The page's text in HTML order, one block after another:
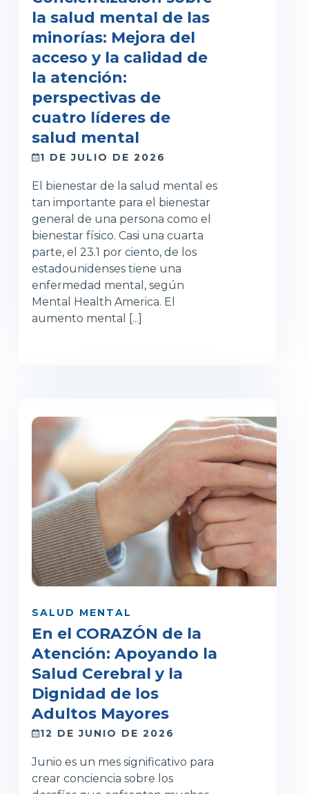
la salud mental de las
minorías: Mejora del
acceso y la calidad de
la atención:
perspectivas de
cuatro líderes de
salud mental
1 DE JULIO DE 2026
El bienestar de la salud mental es
tan importante para el bienestar
general de una persona como el
bienestar físico. Casi una cuarta
parte, el 23.1 por ciento, de los
estadounidenses tiene una
enfermedad mental, según
Mental Health America. El
aumento mental [...]
SALUD MENTAL
En el CORAZÓN de la
Atención: Apoyando la
Salud Cerebral y la
Dignidad de los
Adultos Mayores
12 DE JUNIO DE 2026
Junio es un mes significativo para
crear conciencia sobre los